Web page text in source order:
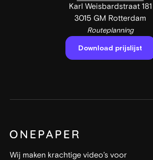
Karl Weisbardstraat 181
3015 GM Rotterdam
Routeplanning
Download prijslijst
Wij maken krachtige video’s voor